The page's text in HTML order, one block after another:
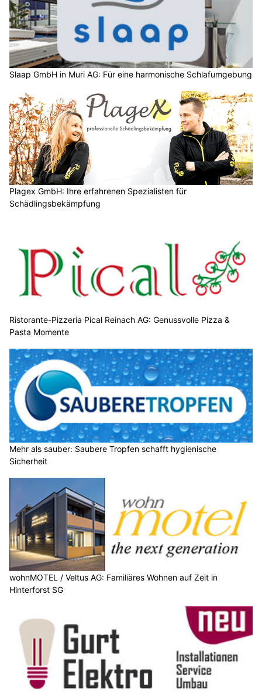
Slaap GmbH in Muri AG: Für eine harmonische Schlafumgebung
Plagex GmbH: Ihre erfahrenen Spezialisten für
Schädlingsbekämpfung
Ristorante-Pizzeria Pical Reinach AG: Genussvolle Pizza &
Pasta Momente
Mehr als sauber: Saubere Tropfen schafft hygienische
Sicherheit
wohnMOTEL / Veltus AG: Familiäres Wohnen auf Zeit in
Hinterforst SG